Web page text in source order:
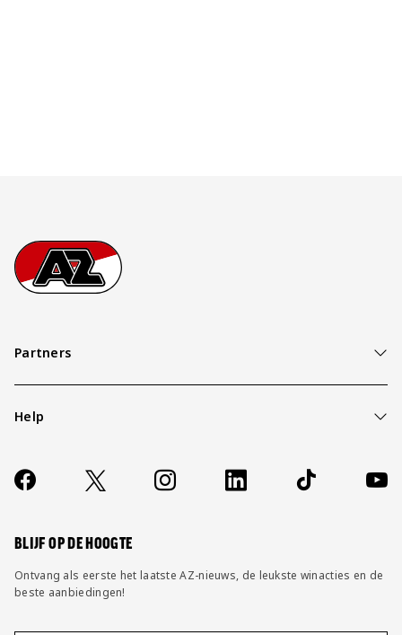
Footer
Ga naar onze homepage
Partners
Help
Contact
FAQ
Socials
https://www.facebook.com/AZAlkmaar
X Instagram LinkedIn TikTok
BLIJF OP DE HOOGTE
Ontvang als eerste het laatste AZ-nieuws, de leukste winacties en de
beste aanbiedingen!